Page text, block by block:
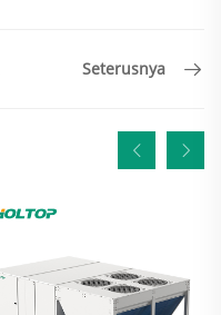
Seterusnya